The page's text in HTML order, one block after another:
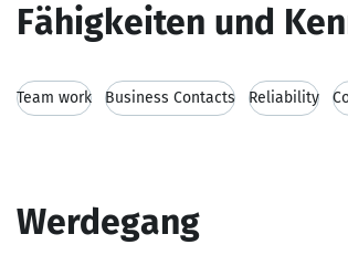
Fähigkeiten und
Team work Business Contacts Reliability
Werdegang